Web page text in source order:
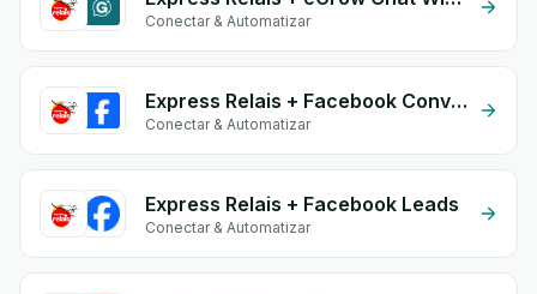
Conectar & Automatizar
Express Relais + Facebook Conversion API (CAPI)
Conectar & Automatizar
Express Relais + Facebook Leads
Conectar & Automatizar